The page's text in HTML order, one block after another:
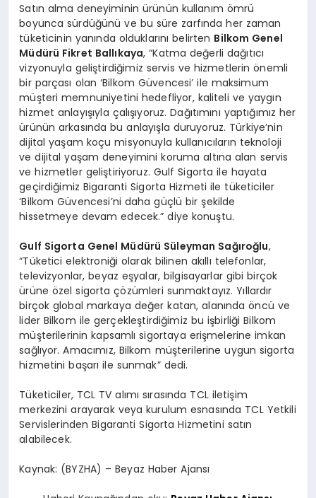
Satın alma deneyiminin ürünün kullanım ömrü
boyunca sürdüğünü ve bu süre zarfında her zaman
tüketicinin yanında olduklarını belirten Bilkom Genel
Müdürü Fikret Ballıkaya, “Katma değerli dağıtıcı
vizyonuyla geliştirdiğimiz servis ve hizmetlerin önemli
bir parçası olan ‘Bilkom Güvencesi’ ile maksimum
müşteri memnuniyetini hedefliyor, kaliteli ve yaygın
hizmet anlayışıyla çalışıyoruz. Dağıtımını yaptığımız her
ürünün arkasında bu anlayışla duruyoruz. Türkiye’nin
dijital yaşam koçu misyonuyla kullanıcıların teknoloji
ve dijital yaşam deneyimini koruma altına alan servis
ve hizmetler geliştiriyoruz. Gulf Sigorta ile hayata
geçirdiğimiz Bigaranti Sigorta Hizmeti ile tüketiciler
‘Bilkom Güvencesi’ni daha güçlü bir şekilde
hissetmeye devam edecek.” diye konuştu.
Gulf Sigorta Genel Müdürü Süleyman Sağıroğlu,
“Tüketici elektroniği olarak bilinen akıllı telefonlar,
televizyonlar, beyaz eşyalar, bilgisayarlar gibi birçok
ürüne özel sigorta çözümleri sunmaktayız.Yıllardır
birçok global markaya değer katan, alanında öncü ve
lider Bilkom ile gerçekleştirdiğimiz bu işbirliği Bilkom
müşterilerinin kapsamlı sigortaya erişmelerine imkan
sağlıyor. Amacımız, Bilkom müşterilerine uygun sigorta
hizmetini başarı ile sunmak” dedi.
Tüketiciler, TCL TV alımı sırasında TCL iletişim
merkezini arayarak veya kurulum esnasında TCL Yetkili
Servislerinden Bigaranti Sigorta Hizmetini satın
alabilecek.
Kaynak: (BYZHA) – Beyaz Haber Ajansı